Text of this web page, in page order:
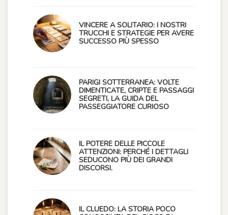
VINCERE A SOLITARIO: I NOSTRI
TRUCCHI E STRATEGIE PER AVERE
SUCCESSO PIÙ SPESSO
PARIGI SOTTERRANEA: VOLTE
DIMENTICATE, CRIPTE E PASSAGGI
SEGRETI, LA GUIDA DEL
PASSEGGIATORE CURIOSO
IL POTERE DELLE PICCOLE
ATTENZIONI: PERCHÉ I DETTAGLI
SEDUCONO PIÙ DEI GRANDI
DISCORSI.
IL CLUEDO: LA STORIA POCO